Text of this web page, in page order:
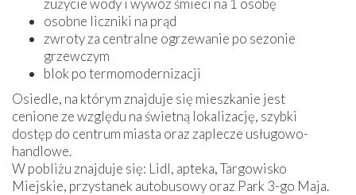
zużycie wody i wywóz śmieci na 1 osobę
osobne liczniki na prąd
zwroty za centralne ogrzewanie po sezonie
grzewczym
blok po termomodernizacji
Osiedle, na którym znajduje się mieszkanie jest
cenione ze względu na świetną lokalizację, szybki
dostęp do centrum miasta oraz zaplecze usługowo-
handlowe.
W pobliżu znajduje się: Lidl, apteka, Targowisko
Miejskie, przystanek autobusowy oraz Park 3-go Maja.